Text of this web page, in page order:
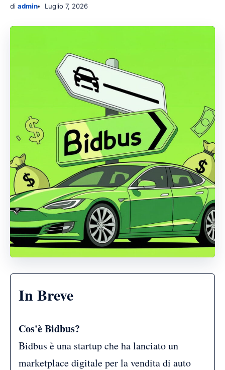
di admin Luglio 7, 2026
In Breve
Cos'è Bidbus?
Bidbus è una startup che ha lanciato un
marketplace digitale per la vendita di auto